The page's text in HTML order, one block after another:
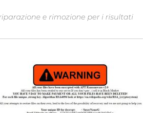
e rimozione per i risultati